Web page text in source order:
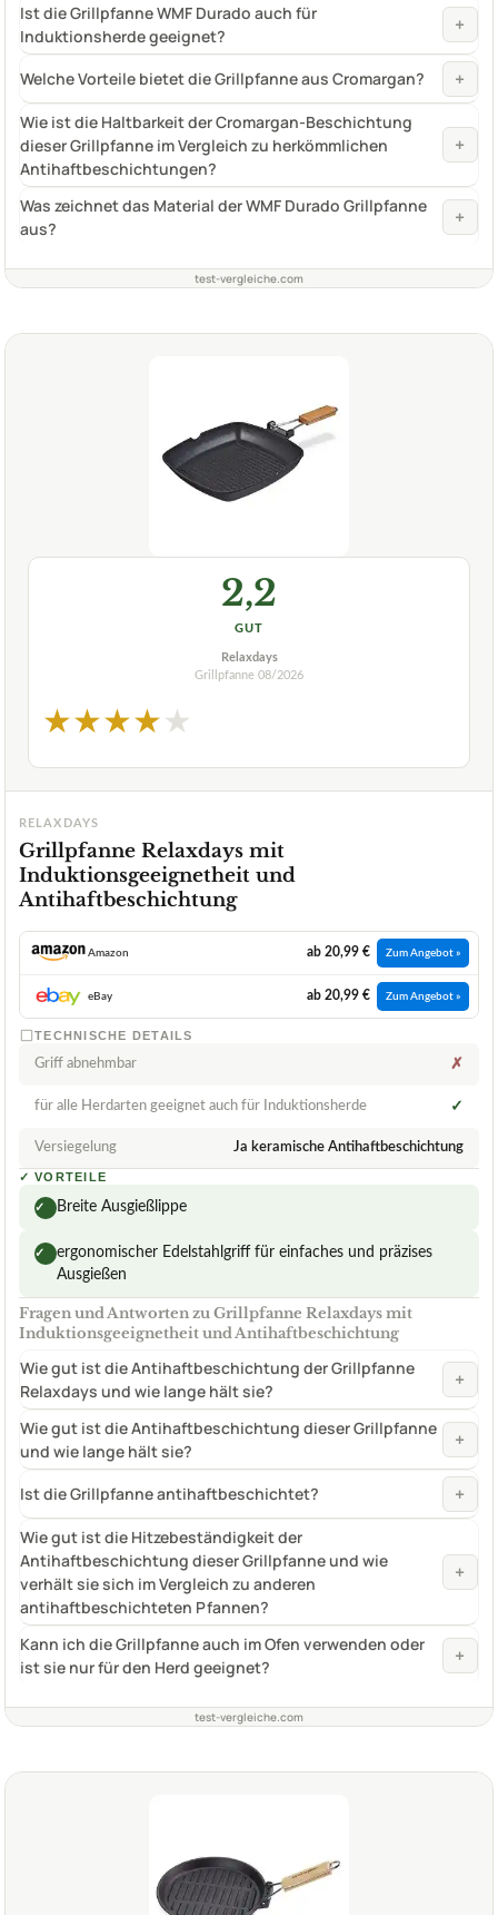
Ist die Grillpfanne WMF Durado auch für
Induktionsherde geeignet?
+
Welche Vorteile bietet die Grillpfanne aus Cromargan? +
Wie ist die Haltbarkeit der Cromargan-Beschichtung
dieser Grillpfanne im Vergleich zu herkömmlichen
Antihaftbeschichtungen?
+
Was zeichnet das Material der WMF Durado Grillpfanne
aus?
+
test-vergleiche.com
2,2
GUT
Relaxdays
Grillpfanne 08/2026
★★★★★
RELAXDAYS
Grillpfanne Relaxdays mit
Induktionsgeeignetheit und
Antihaftbeschichtung
Amazon ab 20,99 € Zum Angebot »
eBay ab 20,99 € Zum Angebot »
TECHNISCHE DETAILS
Griff abnehmbar ✗
für alle Herdarten geeignet auch für Induktionsherde ✓
Versiegelung Ja keramische Antihaftbeschichtung
✓ VORTEILE
✓ Breite Ausgießlippe
✓
ergonomischer Edelstahlgriff für einfaches und präzises
Ausgießen
Fragen und Antworten zu Grillpfanne Relaxdays mit
Induktionsgeeignetheit und Antihaftbeschichtung
Wie gut ist die Antihaftbeschichtung der Grillpfanne
Relaxdays und wie lange hält sie?
+
Wie gut ist die Antihaftbeschichtung dieser Grillpfanne
und wie lange hält sie?
+
Ist die Grillpfanne antihaftbeschichtet? +
Wie gut ist die Hitzebeständigkeit der
Antihaftbeschichtung dieser Grillpfanne und wie
verhält sie sich im Vergleich zu anderen
antihaftbeschichteten Pfannen?
+
Kann ich die Grillpfanne auch im Ofen verwenden oder
ist sie nur für den Herd geeignet?
+
test-vergleiche.com